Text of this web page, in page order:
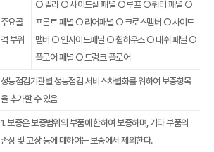
주요골
격 부위
○ 필라 ○ 사이드실 패널 ○ 루프 ○ 쿼터 패널 ○
프론트 패널 ○ 리어패널 ○ 크로스맴버 ○ 사이드
맴버 ○ 인사이드패널 ○ 휠하우스 ○ 대쉬 패널 ○
플로어 패널 ○ 트렁크 플로어
성능점검기관별 성능점검 서비스차별화를 위하여 보증항목
을 추가할 수 있음
1. 보증은 보증범위의 부품에 한하여 보증하며, 기타 부품의
손상 및 고장 등에 대하여는 보증에서 제외한다.